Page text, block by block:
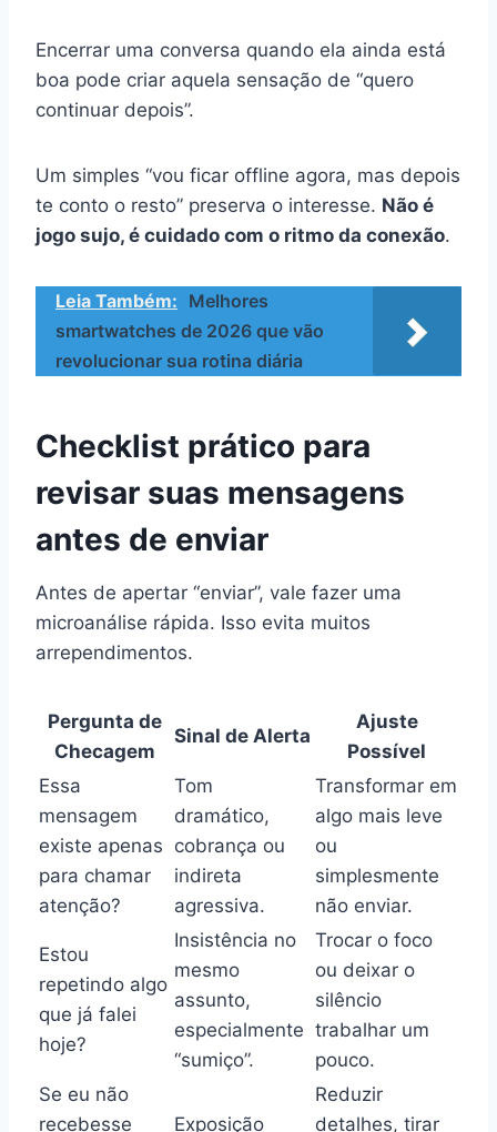
Encerrar uma conversa quando ela ainda está
boa pode criar aquela sensação de “quero
continuar depois”.
Um simples “vou ficar offline agora, mas depois
te conto o resto” preserva o interesse. Não é
jogo sujo, é cuidado com o ritmo da conexão.
Leia Também: Melhores
smartwatches de 2026 que vão
revolucionar sua rotina diária
Checklist prático para
revisar suas mensagens
antes de enviar
Antes de apertar “enviar”, vale fazer uma
microanálise rápida. Isso evita muitos
arrependimentos.
Pergunta de
Checagem
Sinal de Alerta
Ajuste
Possível
Essa
mensagem
existe apenas
para chamar
atenção?
Tom
dramático,
cobrança ou
indireta
agressiva.
Transformar em
algo mais leve
ou
simplesmente
não enviar.
Estou
repetindo algo
que já falei
hoje?
Insistência no
mesmo
assunto,
especialmente
“sumiço”.
Trocar o foco
ou deixar o
silêncio
trabalhar um
pouco.
Se eu não
recebesse
Exposição
Reduzir
detalhes, tirar